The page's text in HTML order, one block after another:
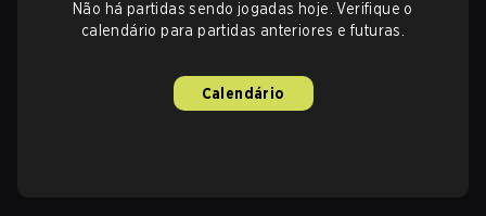
Não há partidas sendo jogadas hoje. Verifique o
calendário para partidas anteriores e futuras.
Calendário